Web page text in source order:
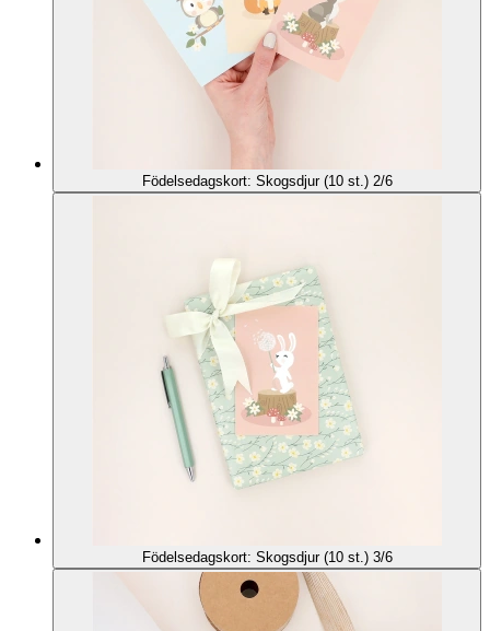
Födelsedagskort: Skogsdjur (10 st.) 2/6
Födelsedagskort: Skogsdjur (10 st.) 3/6